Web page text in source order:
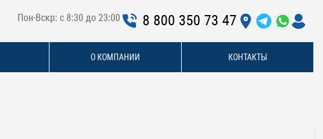
Пон-Вскр: с 8:30 до 23:00 8 800 350 73 47
О КОМПАНИИ КОНТАКТЫ